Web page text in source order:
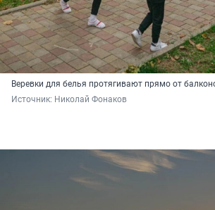
Веревки для белья протягивают прямо от
Источник: Николай Фонаков